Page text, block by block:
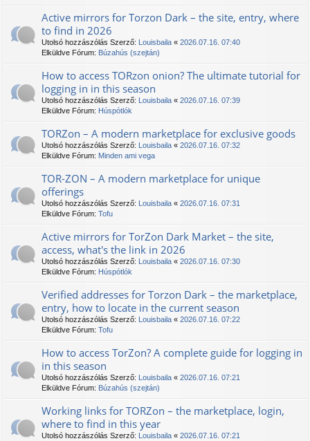
Active mirrors for Torzon Dark – the site, entry, where
to find in 2026
Utolsó hozzászólás Szerző: Louisbaila « 2026.07.16. 07:40
Elküldve Fórum: Búzahús (szejtán)
How to access TORzon onion? The ultimate tutorial for
logging in in this season
Utolsó hozzászólás Szerző: Louisbaila « 2026.07.16. 07:39
Elküldve Fórum: Húspótlók
TORZon – A modern marketplace for exclusive goods
Utolsó hozzászólás Szerző: Louisbaila « 2026.07.16. 07:32
Elküldve Fórum: Minden ami vega
TOR-ZON – A modern marketplace for unique
offerings
Utolsó hozzászólás Szerző: Louisbaila « 2026.07.16. 07:31
Elküldve Fórum: Tofu
Active mirrors for TorZon Dark Market – the site,
access, what's the link in 2026
Utolsó hozzászólás Szerző: Louisbaila « 2026.07.16. 07:30
Elküldve Fórum: Húspótlók
Verified addresses for Torzon Dark – the marketplace,
entry, how to locate in the current season
Utolsó hozzászólás Szerző: Louisbaila « 2026.07.16. 07:22
Elküldve Fórum: Tofu
How to access TorZon? A complete guide for logging in
in this season
Utolsó hozzászólás Szerző: Louisbaila « 2026.07.16. 07:21
Elküldve Fórum: Búzahús (szejtán)
Working links for TORZon – the marketplace, login,
where to find in this year
Utolsó hozzászólás Szerző: Louisbaila « 2026.07.16. 07:21